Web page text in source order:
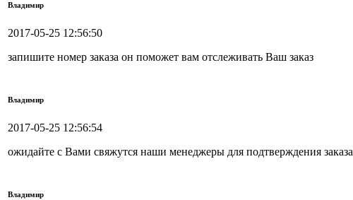
Владимир
2017-05-25 12:56:50
запишите номер заказа он поможет вам отслеживать Ваш заказ
Владимир
2017-05-25 12:56:54
ожидайте с Вами свяжутся наши менеджеры для подтверждения заказа
Владимир